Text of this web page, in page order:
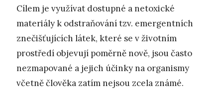
Cílem je využívat dostupné a netoxické
materiály k odstraňování tzv. emergentních
znečišťujících látek, které se v životním
prostředí objevují poměrně nově, jsou často
nezmapované a jejich účinky na organismy
včetně člověka zatím nejsou zcela známé.